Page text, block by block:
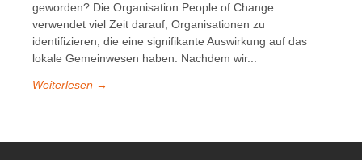
geworden? Die Organisation People of Change
verwendet viel Zeit darauf, Organisationen zu
identifizieren, die eine signifikante Auswirkung auf das
lokale Gemeinwesen haben. Nachdem wir...
Weiterlesen →